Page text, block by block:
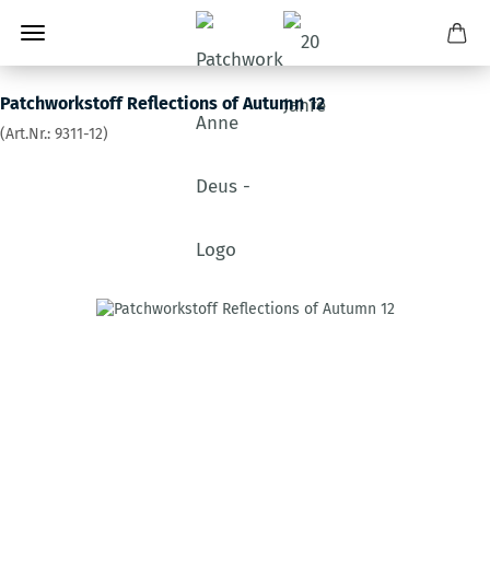
Patchworkstoff Reflections of Autumn 12
(Art.Nr.: 9311-12)